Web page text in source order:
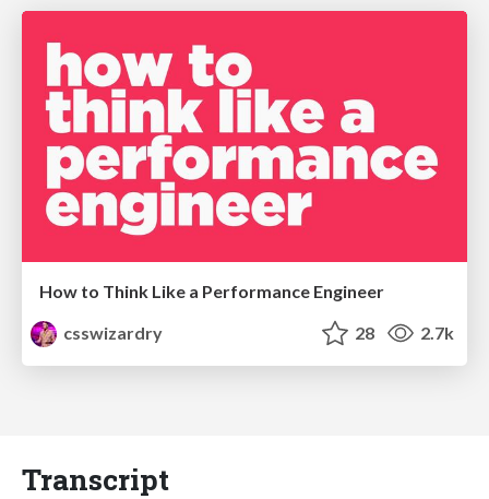
How to Think Like a Performance Engineer
csswizardry
28 2.7k
Transcript